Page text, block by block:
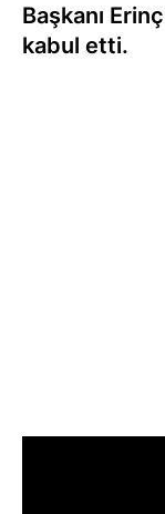
Başkanı
kabul etti.